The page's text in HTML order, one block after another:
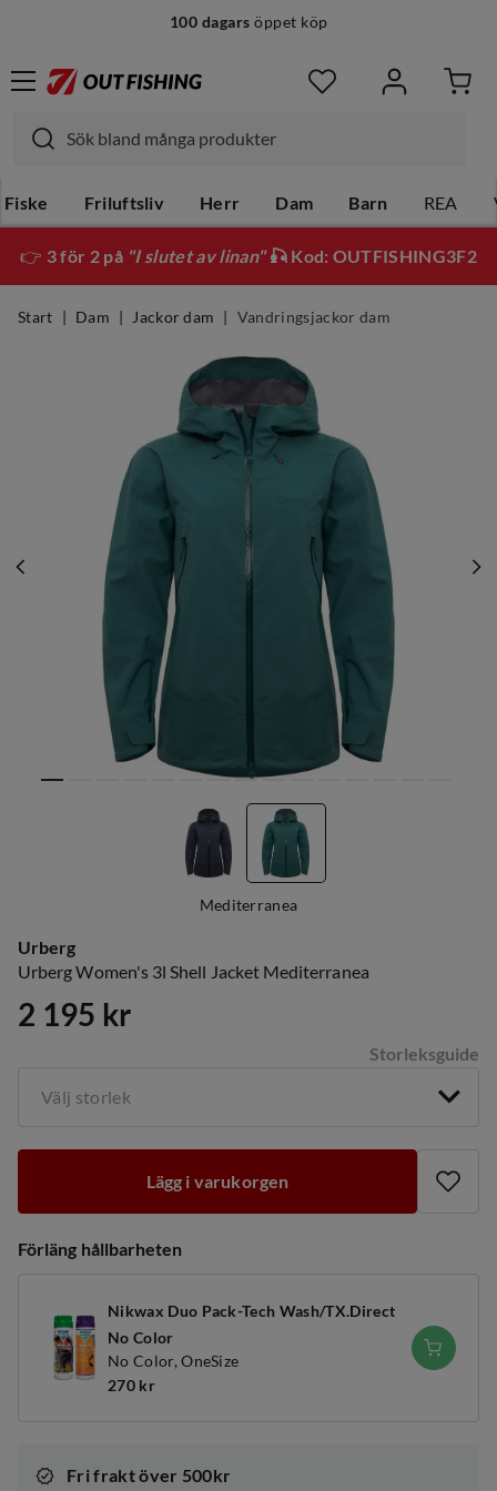
100 dagars öppet köp
Fiske Friluftsliv Herr Dam Barn REA
👉 3 för 2 på "I slutet av linan"🎣 Kod: OUTFISHING3F2
Start Dam Jackor dam Vandringsjackor dam
Mediterranea
Urberg
Urberg Women's 3l Shell Jacket Mediterranea
price
2 195 kr
Storleksguide
Välj storlek
Lägg i varukorgen
Förläng hållbarheten
Nikwax Duo Pack-Tech Wash/TX.Direct
No Color
No Color,OneSize
270 kr
Fri frakt över 500kr